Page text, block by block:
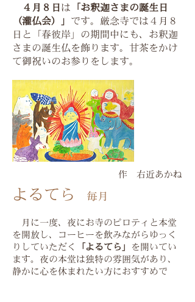
４月８日は 「お釈迦さまの誕生日
（灌仏会）」 です。厳念寺では４月８
日と「春彼岸」の期間中にも、お釈迦
さまの誕生仏を飾ります。甘茶をかけ
て御祝いのお参りをします。
​作 右近あかね
よるてら 毎月
​ 月に一度、夜にお寺のピロティと本堂
を開放し、コーヒーを飲みながらゆっく
りしていただく
「よるてら」
を開いてい
ます。夜の本堂は独特の雰囲気があり、
静かに心を休まれたい方におすすめで